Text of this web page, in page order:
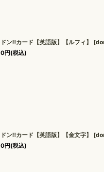
ドン!!カード【英語版】【ルフィ】 [
0円(税込)
ドン!!カード【英語版】【金文字】 [
0円(税込)